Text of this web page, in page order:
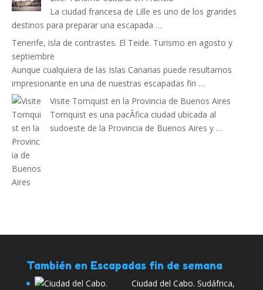
La ciudad francesa de Lille es uno de los grandes
destinos para preparar una escapada …
Tenerife, isla de contrastes. El Teide. Turismo en agosto y
septiembre
Aunque cualquiera de las Islas Canarias puede resultarnos
impresionante en una de nuestras escapadas fin …
Visite Tornquist en la Provincia de Buenos Aires
Tornquist es una pacÃ­fica ciudad ubicada al
sudoeste de la Provincia de Buenos Aires y …
También en Escapadas fin de semana
Ciudad del Cabo. Sudáfrica,